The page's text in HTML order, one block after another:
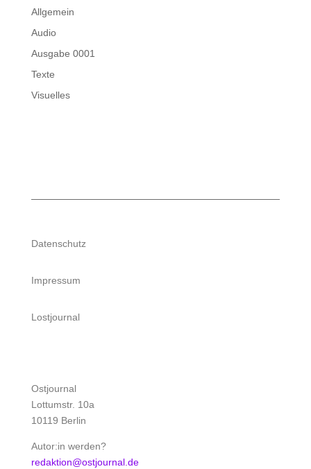
Allgemein
Audio
Ausgabe 0001
Texte
Visuelles
Datenschutz
Impressum
Lostjournal
Ostjournal
Lottumstr. 10a
10119 Berlin
Autor:in werden?
redaktion@ostjournal.de